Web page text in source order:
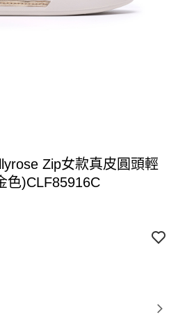
Zip女款真皮圓頭輕
色)CLF85916C